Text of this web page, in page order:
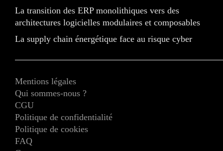
La transition des ERP monolithiques vers des
architectures logicielles modulaires et composables
La supply chain énergétique face au risque cyber
Mentions légales
Qui sommes-nous ?
CGU
Politique de confidentialité
Politique de cookies
FAQ